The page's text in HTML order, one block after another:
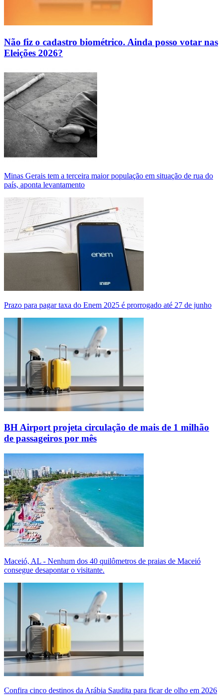
Não fiz o cadastro biométrico. Ainda posso votar nas
Eleições 2026?
Minas Gerais tem a terceira maior população em situação de rua do
país, aponta levantamento
Prazo para pagar taxa do Enem 2025 é prorrogado até 27 de junho
BH Airport projeta circulação de mais de 1 milhão
de passageiros por mês
Maceió, AL - Nenhum dos 40 quilômetros de praias de Maceió
consegue desapontar o visitante.
Confira cinco destinos da Arábia Saudita para ficar de olho em 2026